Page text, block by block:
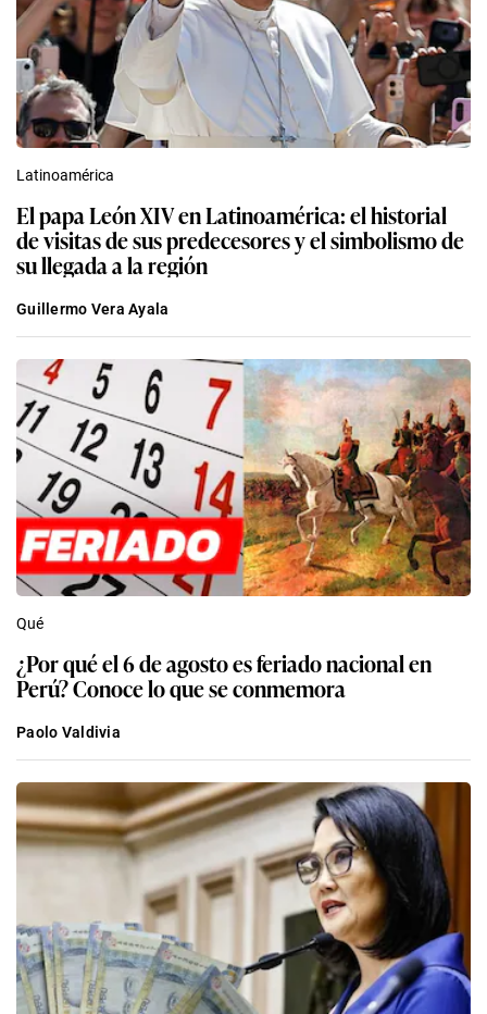
Latinoamérica
El papa León XIV en Latinoamérica: el historial
de visitas de sus predecesores y el simbolismo de
su llegada a la región
Guillermo Vera Ayala
Qué
¿Por qué el 6 de agosto es feriado nacional en
Perú? Conoce lo que se conmemora
Paolo Valdivia